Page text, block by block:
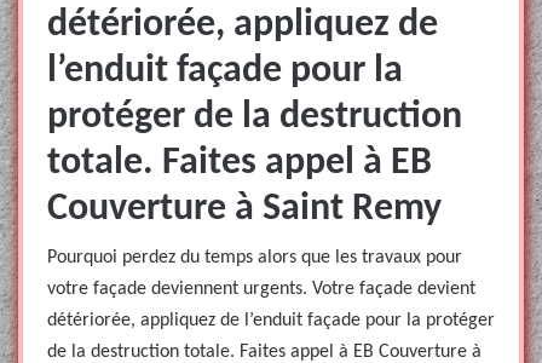
détériorée, appliquez de
l’enduit façade pour la
protéger de la destruction
totale. Faites appel à EB
Couverture à Saint Remy
Pourquoi perdez du temps alors que les travaux pour
votre façade deviennent urgents. Votre façade devient
détériorée, appliquez de l’enduit façade pour la protéger
de la destruction totale. Faites appel à EB Couverture à